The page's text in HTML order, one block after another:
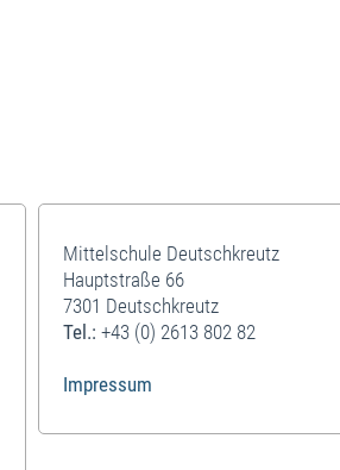
Mittelschule Deutschkreutz
Hauptstraße 66
7301 Deutschkreutz
Tel.: +43 (0) 2613 802 82
Impressum